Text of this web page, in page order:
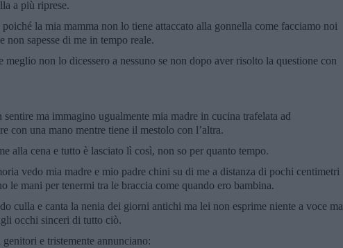
a più riprese.
la mia mamma non lo tiene attaccato alla gonnella come facciamo noi
non sapesse di me in tempo reale.
meglio non lo dicessero a nessuno se non dopo aver risolto la questione con
ma immagino ugualmente mia madre in cucina trafelata ad
con una mano mentre tiene il mestolo con l’altra.
alla cena e tutto è lasciato lì così, non so per quanto tempo.
vedo mia madre e mio padre chini su di me a distanza di pochi centimetri
le mani per tenermi tra le braccia come quando ero bambina.
culla e canta la nenia dei giorni antichi ma lei non esprime niente a voce ma
occhi sinceri di tutto ciò.
e tristemente annunciano: